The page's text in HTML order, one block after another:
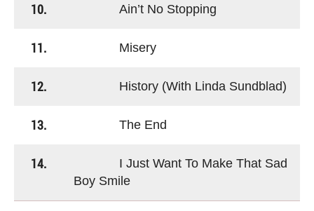
10. Ain’t No Stopping
11. Misery
12. History (With Linda Sundblad)
13. The End
14.
I Just Want To Make That Sad
Boy Smile